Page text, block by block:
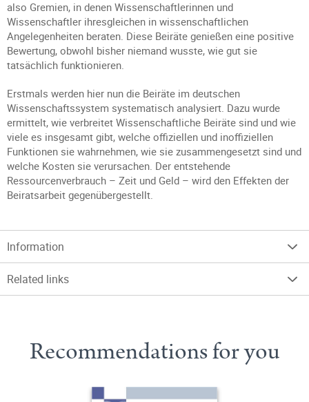
also Gremien, in denen Wissenschaftlerinnen und
Wissenschaftler ihresgleichen in wissenschaftlichen
Angelegenheiten beraten. Diese Beiräte genießen eine positive
Bewertung, obwohl bisher niemand wusste, wie gut sie
tatsächlich funktionieren.
Erstmals werden hier nun die Beiräte im deutschen
Wissenschaftssystem systematisch analysiert. Dazu wurde
ermittelt, wie verbreitet Wissenschaftliche Beiräte sind und wie
viele es insgesamt gibt, welche offiziellen und inoffiziellen
Funktionen sie wahrnehmen, wie sie zusammengesetzt sind und
welche Kosten sie verursachen. Der entstehende
Ressourcenverbrauch – Zeit und Geld – wird den Effekten der
Beiratsarbeit gegenübergestellt.
Information
Related links
Recommendations for you